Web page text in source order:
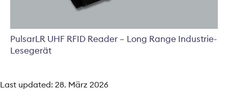
PulsarLR UHF RFID Reader – Long Range Industrie-
Lesegerät
Last updated: 28. März 2026